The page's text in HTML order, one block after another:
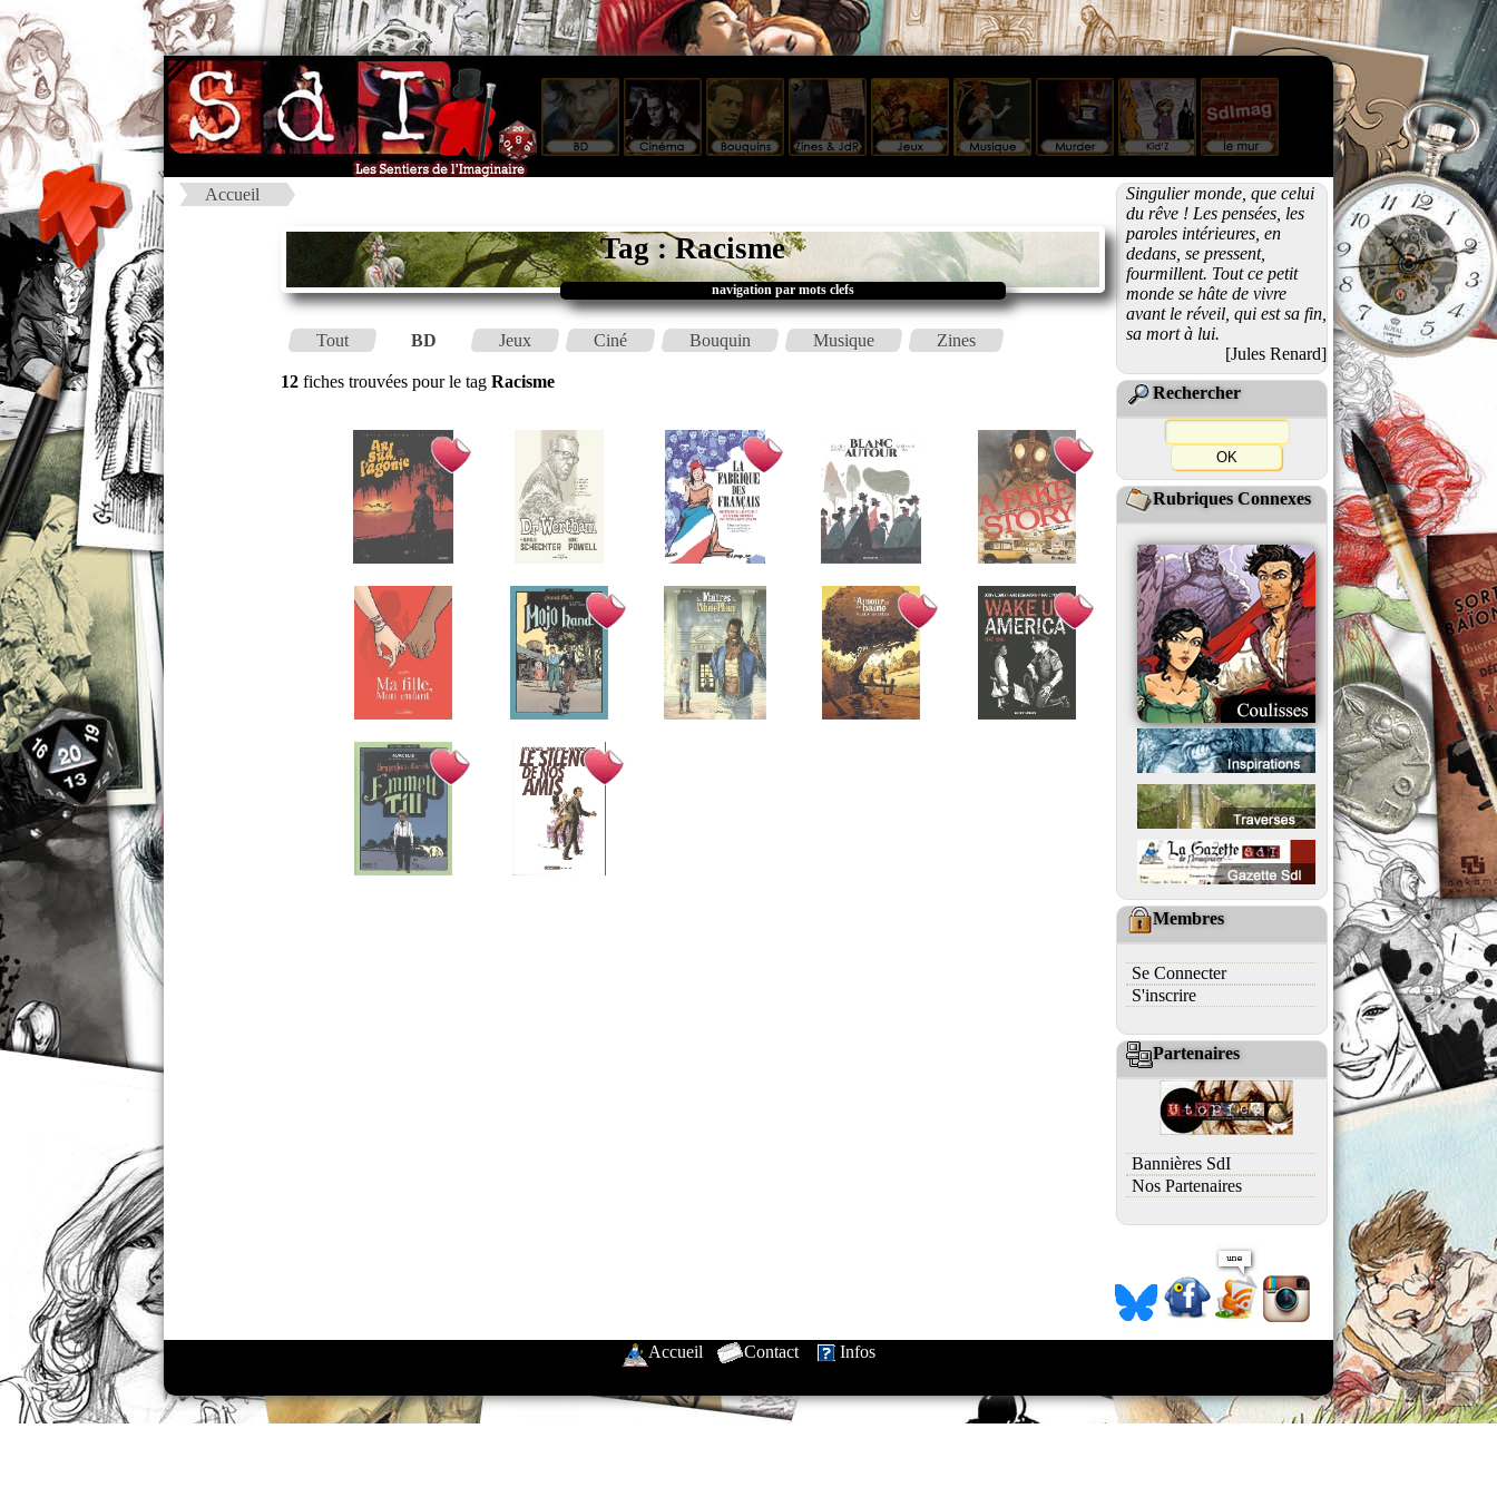
Accueil
Tag : Racisme
navigation par mots clefs
Tout BD Jeux Ciné Bouquin Musique Zines
12 fiches trouvées pour le tag Racisme
Singulier monde, que celui
du rêve ! Les pensées, les
paroles intérieures, en
dedans, se pressent,
fourmillent. Tout ce petit
monde se hâte de vivre
avant le réveil, qui est sa fin,
sa mort à lui.
[Jules Renard]
Rechercher
Rubriques Connexes
Membres
Se Connecter
S'inscrire
Partenaires
Bannières SdI
Nos Partenaires
Accueil Contact Infos